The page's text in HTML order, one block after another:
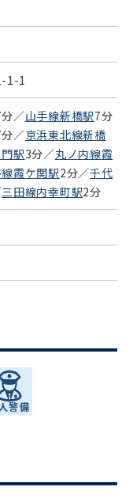
1-1
／山手線新橋駅7分
／京浜東北線新橋
駅3分／丸ノ内線霞
霞ケ関駅2分／千代
三田線内幸町駅2分